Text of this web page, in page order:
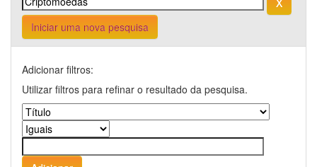
Iniciar uma nova pesquisa
Adicionar filtros:
Utilizar filtros para refinar o resultado da pesquisa.